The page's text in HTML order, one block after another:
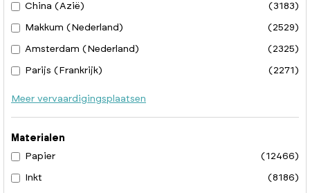
China (Azië) (3183)
Makkum (Nederland) (2529)
Amsterdam (Nederland) (2325)
Parijs (Frankrijk) (2271)
Meer vervaardigingsplaatsen
Materialen
Papier
(12466)
Inkt (8186)